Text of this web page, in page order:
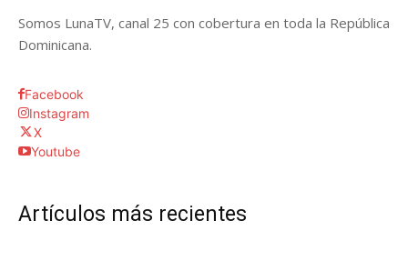
Somos LunaTV, canal 25 con cobertura en toda la República
Dominicana.
Facebook
Instagram
X
Youtube
Artículos más recientes